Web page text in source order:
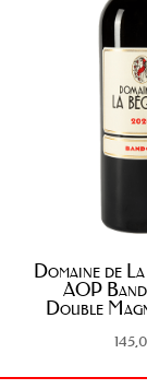
Domaine de
AOP
Double